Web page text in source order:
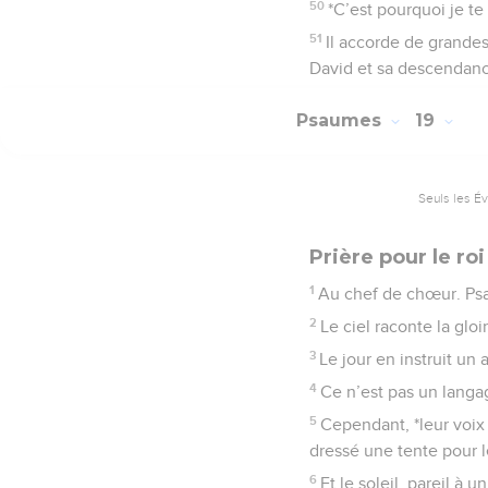
50 *C’est pourquoi je
51 Il accorde de
David et sa
Psaumes 19
Seuls les
Prière pour le roi
1 Au chef de chœur.
2 Le ciel raconte la
3 Le jour en instruit un
4 Ce n’est pas un
5 Cependant, *leur
dressé une tente pour
6 Et le soleil, pareil à